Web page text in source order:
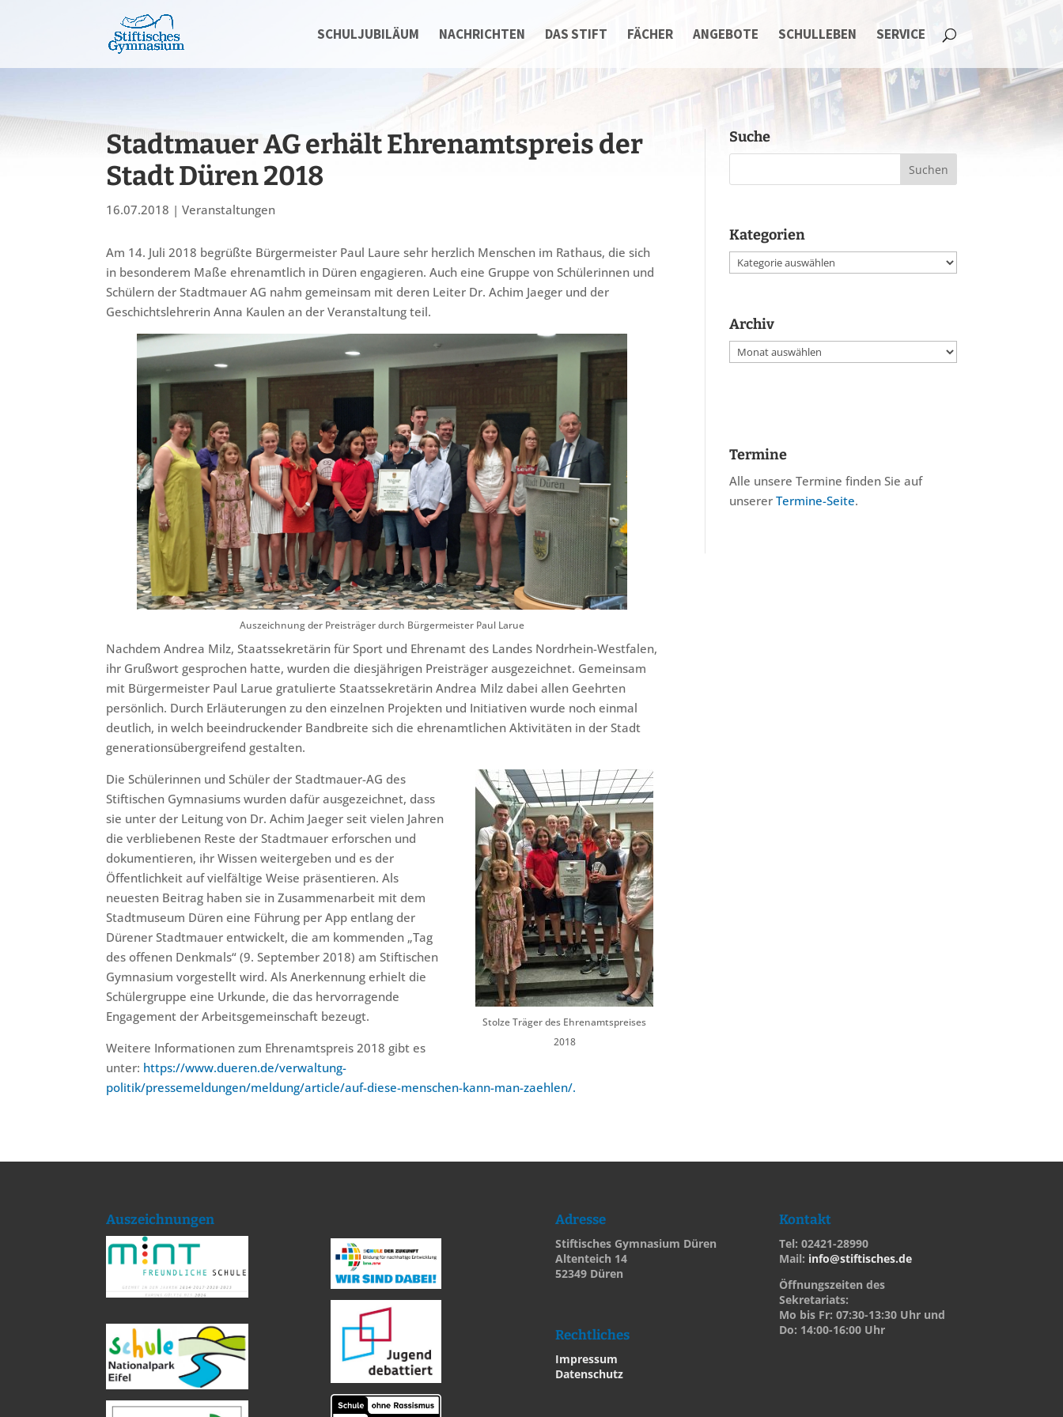
SCHULJUBILÄUM NACHRICHTEN DAS STIFT FÄCHER ANGEBOTE SCHULLEBEN SERVICE
Stadtmauer AG erhält Ehrenamtspreis der
Stadt Düren 2018
16.07.2018 |Veranstaltungen
Am 14. Juli 2018 begrüßte Bürgermeister Paul Laure sehr herzlich Menschen im Rathaus, die sich
in besonderem Maße ehrenamtlich in Düren engagieren. Auch eine Gruppe von Schülerinnen und
Schülern der Stadtmauer AG nahm gemeinsam mit deren Leiter Dr. Achim Jaeger und der
Geschichtslehrerin Anna Kaulen an der Veranstaltung teil.
Auszeichnung der Preisträger durch Bürgermeister Paul Larue
Nachdem Andrea Milz, Staatssekretärin für Sport und Ehrenamt des Landes Nordrhein-Westfalen,
ihr Grußwort gesprochen hatte, wurden die diesjährigen Preisträger ausgezeichnet. Gemeinsam
mit Bürgermeister Paul Larue gratulierte Staatssekretärin Andrea Milz dabei allen Geehrten
persönlich. Durch Erläuterungen zu den einzelnen Projekten und Initiativen wurde noch einmal
deutlich, in welch beeindruckender Bandbreite sich die ehrenamtlichen Aktivitäten in der Stadt
generationsübergreifend gestalten.
Stolze Träger des Ehrenamtspreises
2018
Die Schülerinnen und Schüler der Stadtmauer-AG des
Stiftischen Gymnasiums wurden dafür ausgezeichnet, dass
sie unter der Leitung von Dr. Achim Jaeger seit vielen Jahren
die verbliebenen Reste der Stadtmauer erforschen und
dokumentieren, ihr Wissen weitergeben und es der
Öffentlichkeit auf vielfältige Weise präsentieren. Als
neuesten Beitrag haben sie in Zusammenarbeit mit dem
Stadtmuseum Düren eine Führung per App entlang der
Dürener Stadtmauer entwickelt, die am kommenden „Tag
des offenen Denkmals“ (9. September 2018) am Stiftischen
Gymnasium vorgestellt wird. Als Anerkennung erhielt die
Schülergruppe eine Urkunde, die das hervorragende
Engagement der Arbeitsgemeinschaft bezeugt.
Weitere Informationen zum Ehrenamtspreis 2018 gibt es
unter: https://www.dueren.de/verwaltung-
politik/pressemeldungen/meldung/article/auf-diese-menschen-kann-man-zaehlen/.
Suche
Kategorien
Kategorien
Archiv
Archiv
Termine
Alle unsere Termine finden Sie auf
unserer Termine-Seite.
Auszeichnungen Adresse
Stiftisches Gymnasium Düren
Altenteich 14
52349 Düren
Rechtliches
Impressum
Datenschutz
Kontakt
Tel: 02421-28990
Mail: info@stiftisches.de
Öffnungszeiten des
Sekretariats:
Mo bis Fr: 07:30-13:30 Uhr und
Do: 14:00-16:00 Uhr